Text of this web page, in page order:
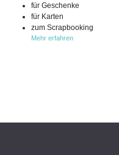
für Geschenke
für Karten
zum Scrapbooking
Mehr erfahren